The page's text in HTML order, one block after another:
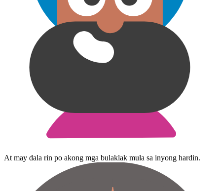
At may dala rin po akong mga bulaklak mula sa inyong hardin.